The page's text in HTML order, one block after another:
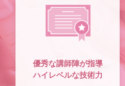
優秀な講師陣が指導
ハイレベルな技術力